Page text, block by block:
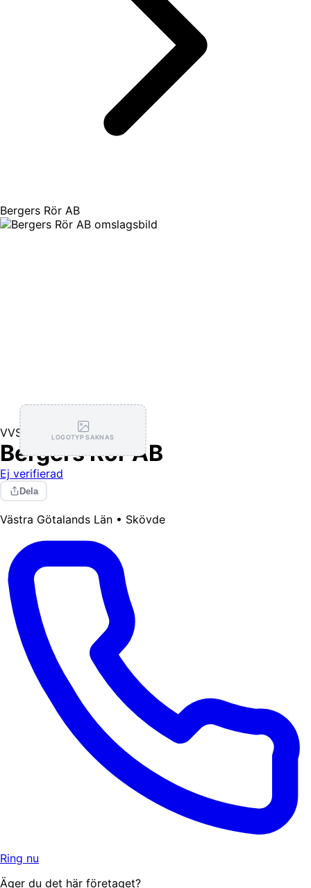
Bergers Rör AB
LOGOTYP SAKNAS
VVS
Bergers Rör AB
Ej verifierad
Dela
Västra Götalands Län • Skövde
Ring nu
Äger du det här företaget?